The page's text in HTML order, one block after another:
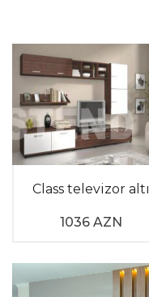
Class televizor altı
1036 AZN